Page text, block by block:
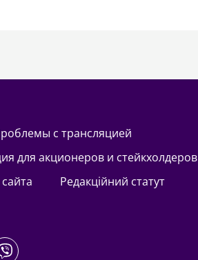
Проблемы с трансляцией
для акционеров и стейкхолдеров
Редакційний статут